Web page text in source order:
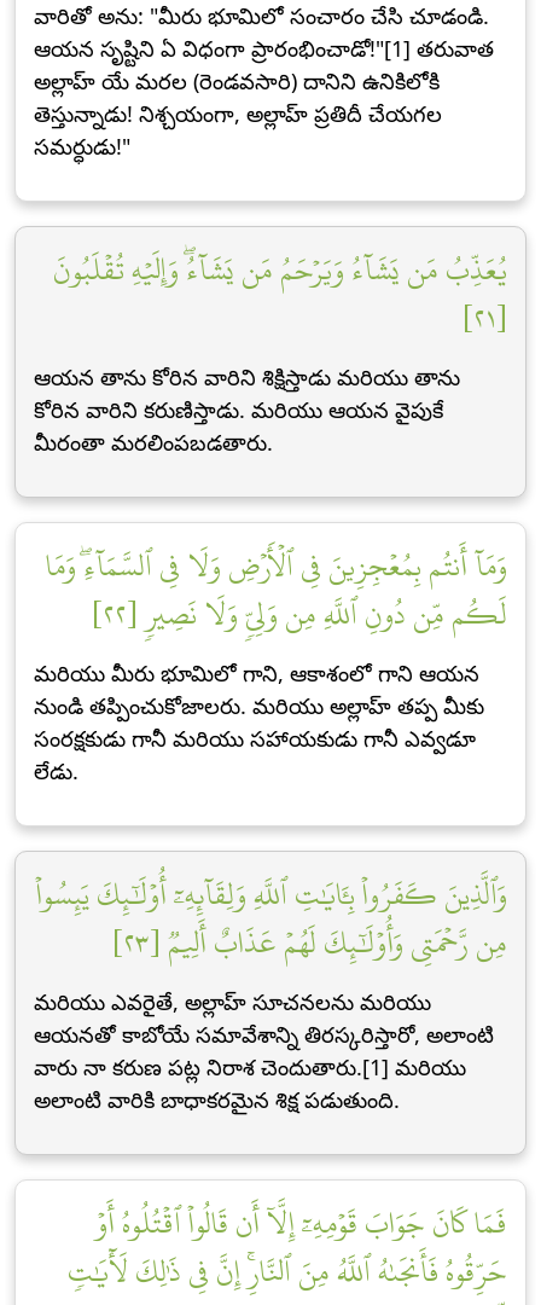
వారితో అను: "మీరు భూమిలో సంచారం చేసి చూడండి.
ఆయన సృష్టిని ఏ విధంగా ప్రారంభించాడో!"[1] తరువాత
అల్లాహ్ యే మరల (రెండవసారి) దానిని ఉనికిలోకి
తెస్తున్నాడు! నిశ్చయంగా, అల్లాహ్ ప్రతిదీ చేయగల
సమర్ధుడు!"
يُعَذِّبُ مَن يَشَآءُ وَيَرۡحَمُ مَن يَشَآءُۖ وَإِلَيۡهِ تُقۡلَبُونَ
[٢١]
ఆయన తాను కోరిన వారిని శిక్షిస్తాడు మరియు తాను
కోరిన వారిని కరుణిస్తాడు. మరియు ఆయన వైపుకే
మీరంతా మరలింపబడతారు.
وَمَآ أَنتُم بِمُعۡجِزِينَ فِي ٱلۡأَرۡضِ وَلَا فِي ٱلسَّمَآءِۖ وَمَا
لَكُم مِّن دُونِ ٱللَّهِ مِن وَلِيّٖ وَلَا نَصِيرٖ [٢٢]
మరియు మీరు భూమిలో గాని, ఆకాశంలో గాని ఆయన
నుండి తప్పించుకోజాలరు. మరియు అల్లాహ్ తప్ప మీకు
సంరక్షకుడు గానీ మరియు సహాయకుడు గానీ ఎవ్వడూ
లేడు.
وَٱلَّذِينَ كَفَرُواْ بِـَٔايَٰتِ ٱللَّهِ وَلِقَآئِهِۦٓ أُوْلَٰٓئِكَ يَئِسُواْ
مِن رَّحۡمَتِي وَأُوْلَٰٓئِكَ لَهُمۡ عَذَابٌ أَلِيمٞ [٢٣]
మరియు ఎవరైతే, అల్లాహ్ సూచనలను మరియు
ఆయనతో కాబోయే సమావేశాన్ని తిరస్కరిస్తారో, అలాంటి
వారు నా కరుణ పట్ల నిరాశ చెందుతారు.[1] మరియు
అలాంటి వారికి బాధాకరమైన శిక్ష పడుతుంది.
فَمَا كَانَ جَوَابَ قَوۡمِهِۦٓ إِلَّآ أَن قَالُواْ ٱقۡتُلُوهُ أَوۡ
حَرِّقُوهُ فَأَنجَىٰهُ ٱللَّهُ مِنَ ٱلنَّارِۚ إِنَّ فِي ذَٰلِكَ لَأٓيَٰتٖ